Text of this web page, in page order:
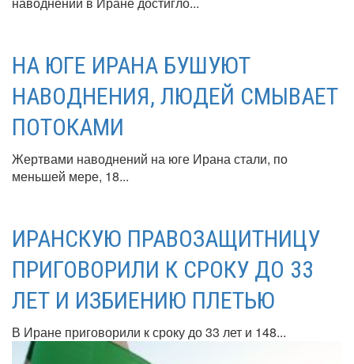
НА ЮГЕ ИРАНА БУШУЮТ
НАВОДНЕНИЯ, ЛЮДЕЙ СМЫВАЕТ
ПОТОКАМИ
Жертвами наводнений на юге Ирана стали, по
меньшей мере, 18...
ИРАНСКУЮ ПРАВОЗАЩИТНИЦУ
ПРИГОВОРИЛИ К СРОКУ ДО 33
ЛЕТ И ИЗБИЕНИЮ ПЛЕТЬЮ
В Иране приговорили к сроку до 33 лет и 148...